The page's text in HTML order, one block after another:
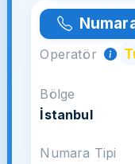
Operatör
Bölge
İstanbul
Numara Tipi